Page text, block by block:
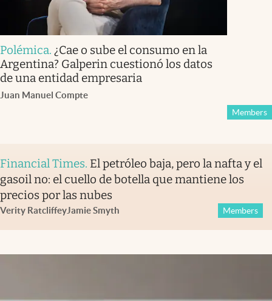
Polémica. ¿Cae o sube el consumo en la
Argentina? Galperin cuestionó los datos
de una entidad empresaria
Juan Manuel Compte
Members
Financial Times. El petróleo baja, pero la nafta y el
gasoil no: el cuello de botella que mantiene los
precios por las nubes
Verity RatcliffeyJamie Smyth Members